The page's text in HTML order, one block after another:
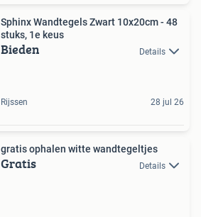
Sphinx Wandtegels Zwart 10x20cm - 48
stuks, 1e keus
Bieden Details
Rijssen 28 jul 26
gratis ophalen witte wandtegeltjes
Gratis Details